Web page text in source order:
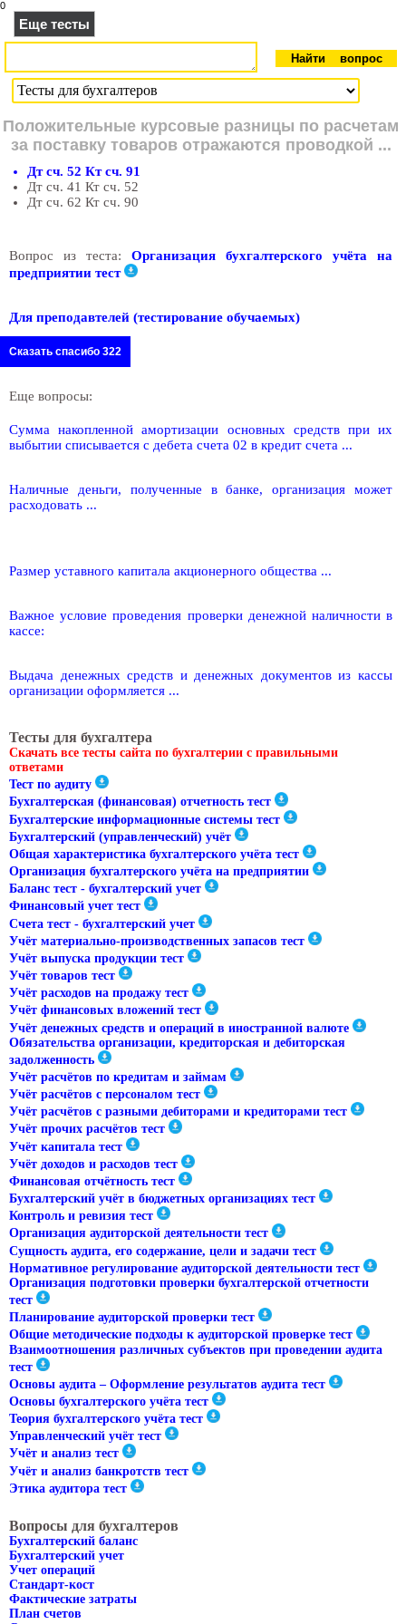
0
Еще тесты
Положительные курсовые разницы по расчетам
за поставку товаров отражаются проводкой ...
Дт сч. 52 Кт сч. 91
Дт сч. 41 Кт сч. 52
Дт сч. 62 Кт сч. 90
Вопрос из теста: Организация бухгалтерского учёта на
предприятии тест
Для преподавтелей (тестирование обучаемых)
Сказать спасибо 322
Еще вопросы:
Сумма накопленной амортизации основных средств при их
выбытии списывается с дебета счета 02 в кредит счета ...
Наличные деньги, полученные в банке, организация может
расходовать ...
Размер уставного капитала акционерного общества ...
Важное условие проведения проверки денежной наличности в
кассе:
Выдача денежных средств и денежных документов из кассы
организации оформляется ...
Тесты для бухгалтера
Скачать все тесты сайта по бухгалтерии с правильными
ответами
Тест по аудиту
Бухгалтерская (финансовая) отчетность тест
Бухгалтерские информационные системы тест
Бухгалтерский (управленческий) учёт
Общая характеристика бухгалтерского учёта тест
Организация бухгалтерского учёта на предприятии
Баланс тест - бухгалтерский учет
Финансовый учет тест
Счета тест - бухгалтерский учет
Учёт материально-производственных запасов тест
Учёт выпуска продукции тест
Учёт товаров тест
Учёт расходов на продажу тест
Учёт финансовых вложений тест
Учёт денежных средств и операций в иностранной валюте
Обязательства организации, кредиторская и дебиторская
задолженность
Учёт расчётов по кредитам и займам
Учёт расчётов с персоналом тест
Учёт расчётов с разными дебиторами и кредиторами тест
Учёт прочих расчётов тест
Учёт капитала тест
Учёт доходов и расходов тест
Финансовая отчётность тест
Бухгалтерский учёт в бюджетных организациях тест
Контроль и ревизия тест
Организация аудиторской деятельности тест
Сущность аудита, его содержание, цели и задачи тест
Нормативное регулирование аудиторской деятельности тест
Организация подготовки проверки бухгалтерской отчетности
тест
Планирование аудиторской проверки тест
Общие методические подходы к аудиторской проверке тест
Взаимоотношения различных субъектов при проведении аудита
тест
Основы аудита – Оформление результатов аудита тест
Основы бухгалтерского учёта тест
Теория бухгалтерского учёта тест
Управленческий учёт тест
Учёт и анализ тест
Учёт и анализ банкротств тест
Этика аудитора тест
Вопросы для бухгалтеров
Бухгалтерский баланс
Бухгалтерский учет
Учет операций
Стандарт-кост
Фактические затраты
План счетов